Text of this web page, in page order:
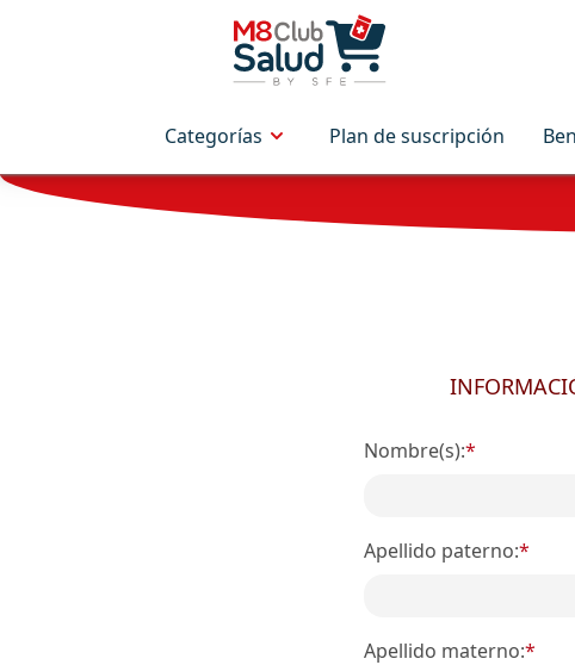
Categorías Plan de suscripción
Nombre(s):*
Apellido paterno:*
Apellido materno:*